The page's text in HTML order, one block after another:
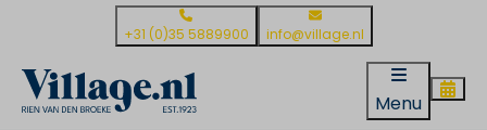
+31 (0)35 5889900 info@village.nl
Menu